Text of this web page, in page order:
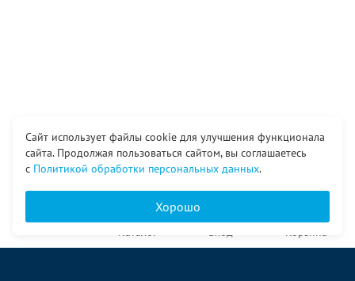
Сайт использует файлы cookie для улучшения функционала
сайта. Продолжая пользоваться сайтом, вы соглашаетесь
с Политикой обработки персональных данных.
Хорошо